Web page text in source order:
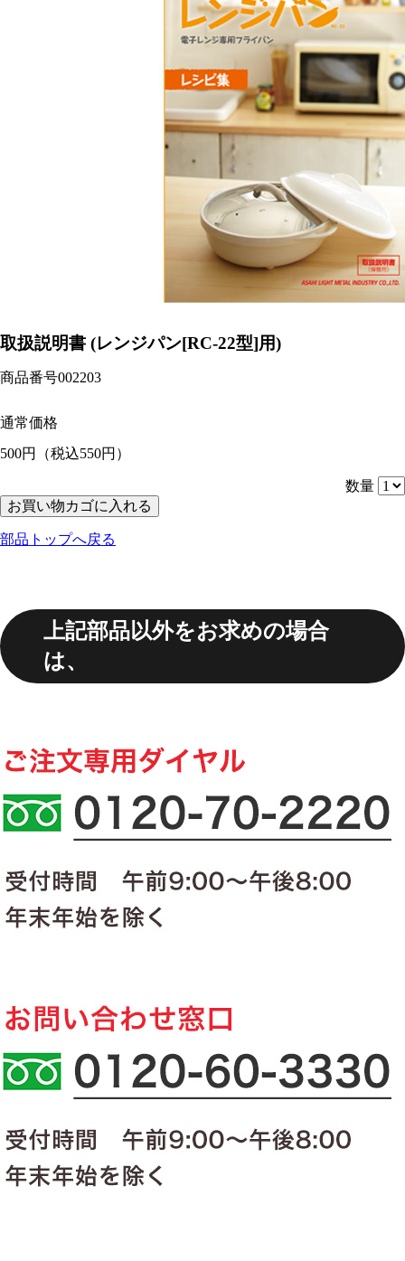
取扱説明書 (レンジパン[RC-22型]用)
商品番号002203
通常価格
500円
（税込550円）
数量
部品トップへ戻る
上記部品以外をお求めの場合
は、